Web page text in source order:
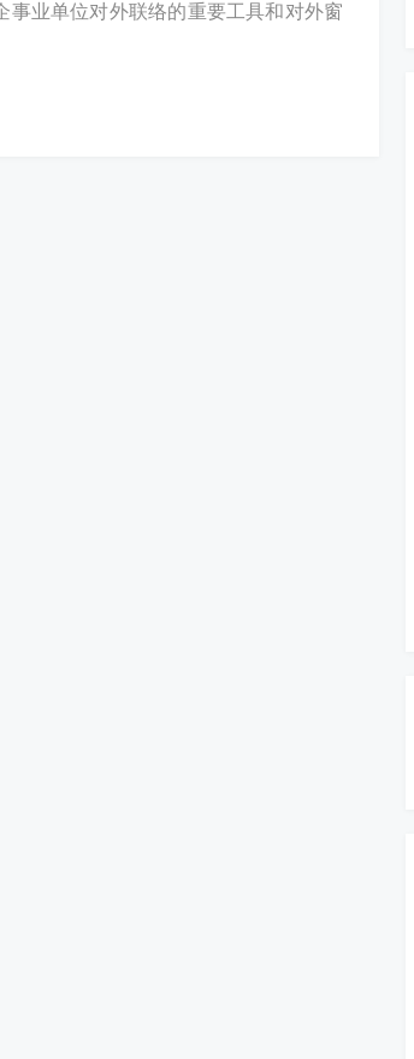
业单位对外联络的重要工具和对外窗